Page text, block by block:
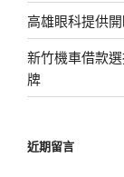
高雄眼科提供
新竹機車借款
牌
近期留言